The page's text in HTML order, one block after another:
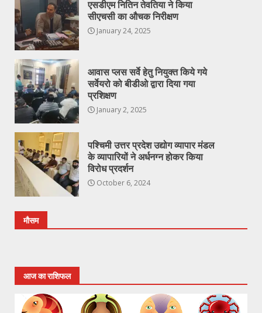
एसडीएम नितिन तेवतिया ने किया
सीएचसी का औचक निरीक्षण
January 24, 2025
आवास प्लस सर्वे हेतु नियुक्त किये गये
सर्वेयरो को बीडीओ द्वारा दिया गया
प्रशिक्षण
January 2, 2025
पश्चिमी उत्तर प्रदेश उद्योग व्यापार मंडल
के व्यापारियों ने अर्धनग्न होकर किया
विरोध प्रदर्शन
October 6, 2024
मौसम
आज का राशिफल